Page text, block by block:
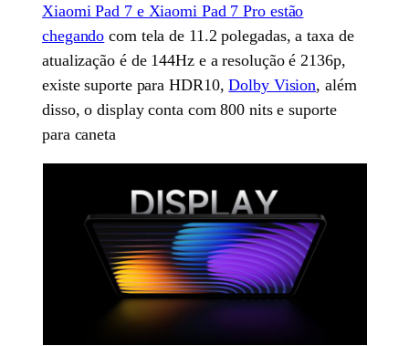
Xiaomi Pad 7 e Xiaomi Pad 7 Pro estão
chegando com tela de 11.2 polegadas, a taxa de
atualização é de 144Hz e a resolução é 2136p,
existe suporte para HDR10,Dolby Vision, além
disso, o display conta com 800 nits e suporte
para caneta